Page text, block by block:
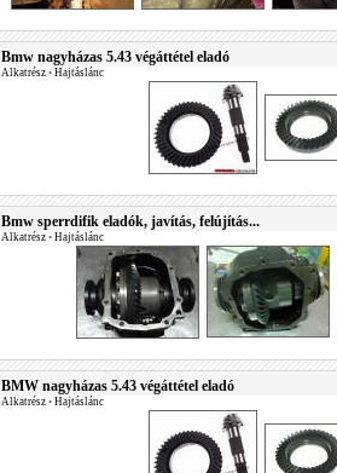
Bmw nagyházas 5.43 végáttétel eladó
Alkatrész • Hajtáslánc
Bmw sperrdifik eladók, javítás, felújítás...
Alkatrész • Hajtáslánc
BMW nagyházas 5.43 végáttétel eladó
Alkatrész • Hajtáslánc